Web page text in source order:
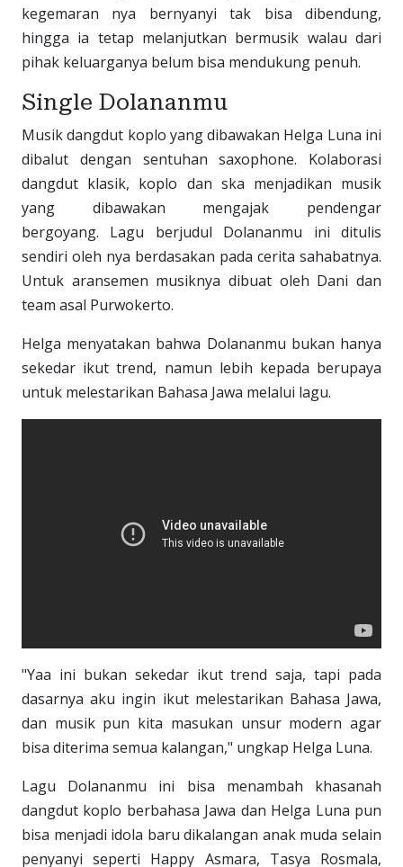
kegemaran nya bernyanyi tak bisa dibendung,
hingga ia tetap melanjutkan bermusik walau dari
pihak keluarganya belum bisa mendukung penuh.
Single Dolananmu
Musik dangdut koplo yang dibawakan Helga Luna ini
dibalut dengan sentuhan saxophone. Kolaborasi
dangdut klasik, koplo dan ska menjadikan musik
yang dibawakan mengajak pendengar
bergoyang. Lagu berjudul Dolananmu ini ditulis
sendiri oleh nya berdasakan pada cerita sahabatnya.
Untuk aransemen musiknya dibuat oleh Dani dan
team asal Purwokerto.
Helga menyatakan bahwa Dolananmu bukan hanya
sekedar ikut trend, namun lebih kepada berupaya
untuk melestarikan Bahasa Jawa melalui lagu.
"Yaa ini bukan sekedar ikut trend saja, tapi pada
dasarnya aku ingin ikut melestarikan Bahasa Jawa,
dan musik pun kita masukan unsur modern agar
bisa diterima semua kalangan," ungkap Helga Luna.
Lagu Dolananmu ini bisa menambah khasanah
dangdut koplo berbahasa Jawa dan Helga Luna pun
bisa menjadi idola baru dikalangan anak muda selain
penyanyi seperti Happy Asmara, Tasya Rosmala,